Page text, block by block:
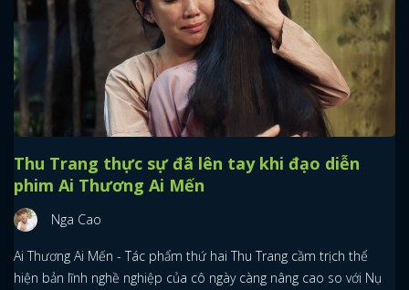
Thu Trang thực sự đã lên tay khi đạo diễn
phim Ai Thương Ai Mến
Nga Cao
Ai Thương Ai Mến - Tác phẩm thứ hai Thu Trang cầm trịch thể
hiện bản lĩnh nghề nghiệp của cô ngày càng nâng cao so với Nụ